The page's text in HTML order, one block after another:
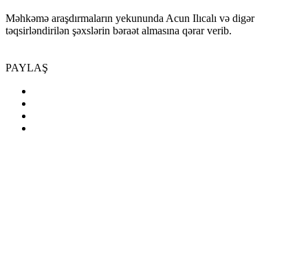
Məhkəmə araşdırmaların yekununda Acun Ilıcalı və digər
təqsirləndirilən şəxslərin bəraət almasına qərar verib.
PAYLAŞ